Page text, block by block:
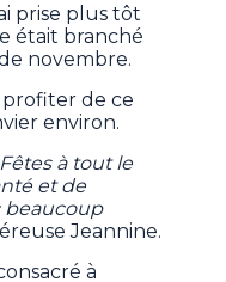
prise plus tôt
était branché
novembre.
de ce
environ.
à tout le
et de
beaucoup
Jeannine.
à